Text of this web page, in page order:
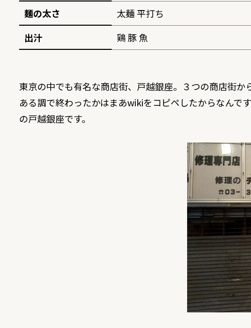
麺の太さ 太麺 平打ち
出汁
鶏 豚 魚
東京の中でも有名な商店街、戸越銀座。３つの商店街
ある調で終わったかはまあwikiをコピペしたからなんで
の戸越銀座です。